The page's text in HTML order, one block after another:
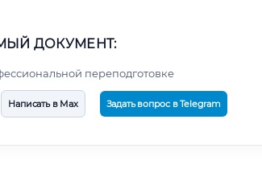
ДОКУМЕНТ:
переподготовке
Написать в Max Задать вопрос в Telegram